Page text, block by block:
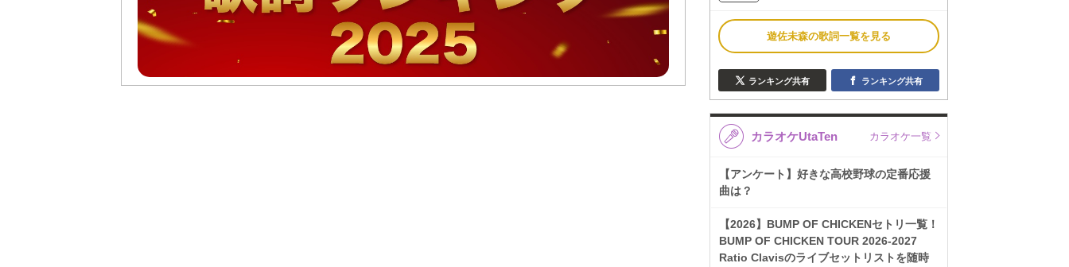
遊佐未森の歌詞一覧を見る
ランキング共有 ランキング共有
カラオケUtaTen カラオケ一覧
【アンケート】好きな高校野球の定番応援
曲は？
【2026】BUMP OF CHICKENセトリ一覧！
BUMP OF CHICKEN TOUR 2026-2027
Ratio Clavisのライブセットリストを随時